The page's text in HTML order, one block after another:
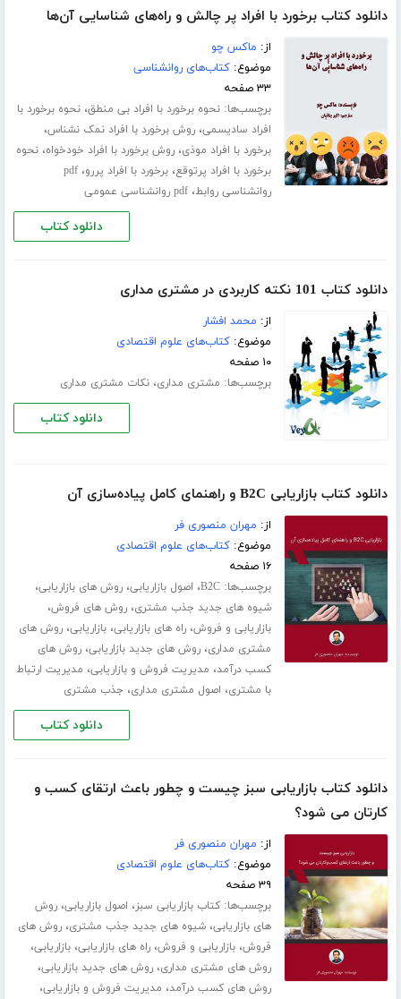
دانلود کتاب برخورد با افراد پر چالش و راه‌های شناسایی آن‌ها
از: ماکس چو
موضوع:کتاب‌های روانشناسی
۳۳ صفحه
برچسب‌ها:نحوه برخورد با افراد بی منطق،نحوه برخورد با
افراد سادیسمی،روش برخورد با افراد نمک نشناس،
برخورد با افراد موذی،روش برخورد با افراد خودخواه،نحوه
برخورد با افراد پرتوقع،برخورد با افراد پررو،pdf
روانشناسی روابط،pdf روانشناسی عمومی
دانلود کتاب
دانلود کتاب 101 نکته کاربردی در مشتری مداری
از: محمد افشار
موضوع:کتاب‌های علوم اقتصادی
۱۰ صفحه
برچسب‌ها: مشتری مداری،نکات مشتری مداری
دانلود کتاب
دانلود کتاب بازاریابی B2C و راهنمای کامل پیاده‌سازی آن
از: مهران منصوری فر
موضوع:کتاب‌های علوم اقتصادی
۱۶ صفحه
برچسب‌ها:B2C، اصول بازاریابی،روش های بازاریابی،
شیوه های جدید جذب مشتری،روش های فروش،
بازاریابی و فروش،راه های بازاریابی،بازاریابی،روش های
مشتری مداری،روش های جدید بازاریابی،روش های
کسب درآمد، مدیریت فروش و بازاریابی، مدیریت ارتباط
با مشتری، اصول مشتری مداری، جذب مشتری
دانلود کتاب
دانلود کتاب بازاریابی سبز چیست و چطور باعث ارتقای کسب و‌
کارتان می شود؟
از: مهران منصوری فر
موضوع:کتاب‌های علوم اقتصادی
۳۹ صفحه
برچسب‌ها:کتاب بازاریابی سبز، اصول بازاریابی،روش
های بازاریابی،شیوه های جدید جذب مشتری،روش های
فروش،بازاریابی و فروش،راه های بازاریابی،بازاریابی،
روش های مشتری مداری،روش های جدید بازاریابی،
روش های کسب درآمد، مدیریت فروش و بازاریابی،